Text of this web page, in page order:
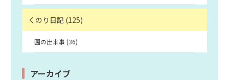
くのり日記 (125)
園の出来事 (36)
アーカイブ